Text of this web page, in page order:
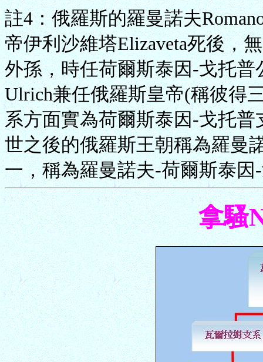
註4：俄羅斯的羅曼諾夫
帝伊利沙維塔Elizaveta死後，
外孫，時任荷爾斯泰因-戈托普
Ulrich兼任俄羅斯皇帝(稱彼得
系方面實為荷爾斯泰因-戈托
世之後的俄羅斯王朝稱為羅曼
一，稱為羅曼諾夫-荷爾斯泰因
拿騷